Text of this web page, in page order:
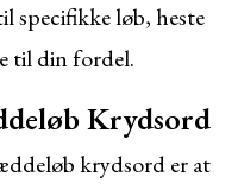
specifikke løb, heste
til din fordel.
Krydsord
krydsord er at